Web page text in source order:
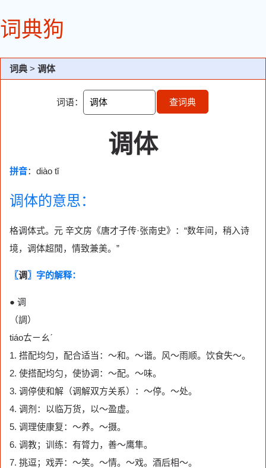
词典狗
词典 > 调体
词语： 查词典
调体
拼音：diào tǐ
调体的意思：
格调体式。元 辛文房《唐才子传·张南史》：“数年间，稍入诗
境，调体超閒，情致兼美。”
〖调 〗字的解释：
● 调
（調）
tiáoㄊㄧㄠˊ
1. 搭配均匀，配合适当：～和。～谐。风～雨顺。饮食失～。
2. 使搭配均匀，使协调：～配。～味。
3. 调停使和解（调解双方关系）：～停。～处。
4. 调剂：以临万货，以～盈虚。
5. 调理使康复：～养。～摄。
6. 调教；训练：有膂力，善～鹰隼。
7. 挑逗；戏弄：～笑。～情。～戏。酒后相～。